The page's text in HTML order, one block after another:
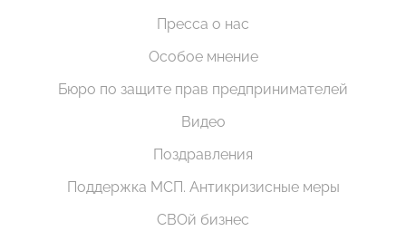
Пресса о нас
Особое мнение
Бюро по защите прав предпринимателей
Видео
Поздравления
Поддержка МСП. Антикризисные меры
СВОй бизнес